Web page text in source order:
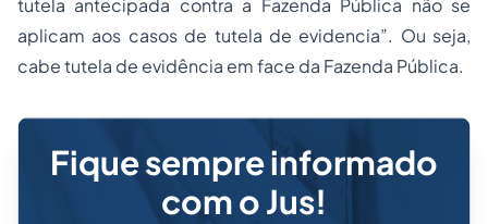
tutela antecipada contra a Fazenda Pública não se
aplicam aos casos de tutela de evidencia”. Ou seja,
cabe tutela de evidência em face da Fazenda Pública.
Fique sempre informado
com o Jus!